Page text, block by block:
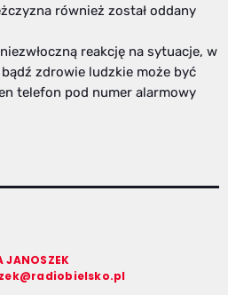
również został oddany
reakcję na sytuacje, w
zdrowie ludzkie może być
telefon pod numer alarmowy
JANOSZEK